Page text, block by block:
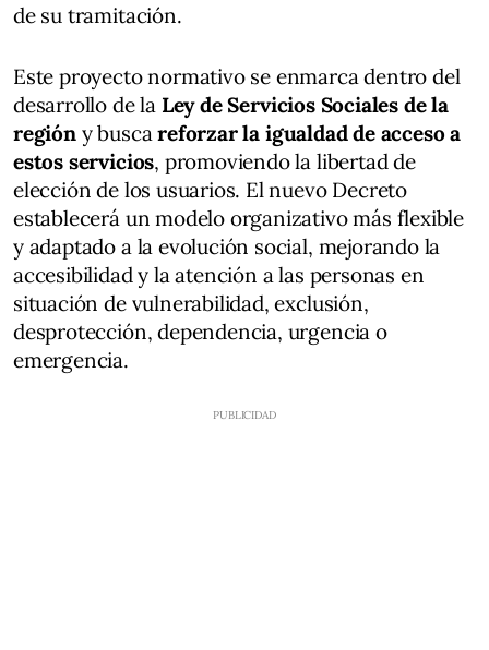
de su tramitación.
Este proyecto normativo se enmarca dentro del
desarrollo de la Ley de Servicios Sociales de la
regióny buscareforzar la igualdad de acceso a
estos servicios, promoviendo la libertad de
elección de los usuarios. El nuevo Decreto
establecerá un modelo organizativo más flexible
y adaptado a la evolución social, mejorando la
accesibilidad y la atención a las personas en
situación de vulnerabilidad, exclusión,
desprotección, dependencia, urgencia o
emergencia.